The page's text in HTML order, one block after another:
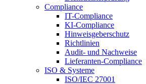
Compliance
IT-Compliance
KI-Compliance
Hinweisgeberschutz
Richtlinien
Audit- und Nachweise
Lieferanten-Compliance
ISO & Systeme
ISO/IEC 27001